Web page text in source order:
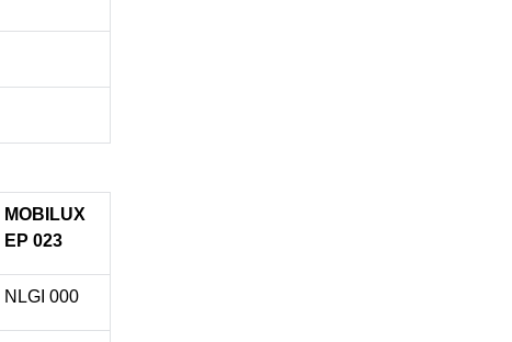
MOBILUX
EP 023
NLGI 000